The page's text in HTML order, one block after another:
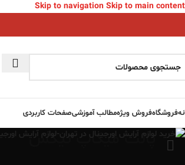
Skip to navigation Skip to main content
فروشگاهفروش ویژهمطالب آموزشیصفحات کاربردی
پالت میکاپ نیکس